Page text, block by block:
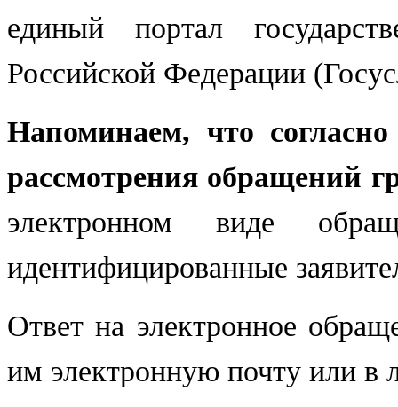
единый портал
Российской Федерации
Напоминаем, что
рассмотрения обращений
электронном виде
идентифицированные
Ответ на электронное
им электронную почту или в